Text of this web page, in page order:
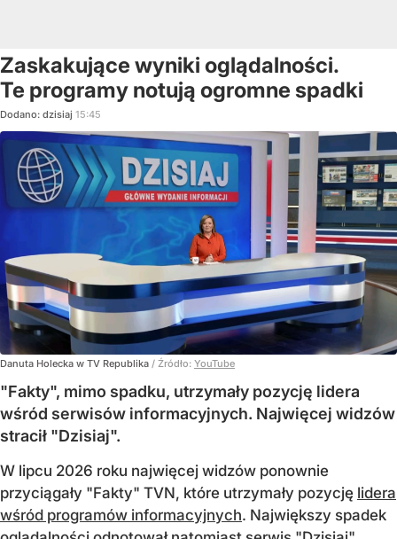
Zaskakujące wyniki oglądalności.
Te programy notują ogromne spadki
Dodano: dzisiaj 15:45
Danuta Holecka w TV Republika / Źródło: YouTube
"Fakty", mimo spadku, utrzymały pozycję lidera
wśród serwisów informacyjnych. Najwięcej widzów
stracił "Dzisiaj".
W lipcu 2026 roku najwięcej widzów ponownie
przyciągały "Fakty" TVN, które utrzymały pozycję lidera
wśród programów informacyjnych. Największy spadek